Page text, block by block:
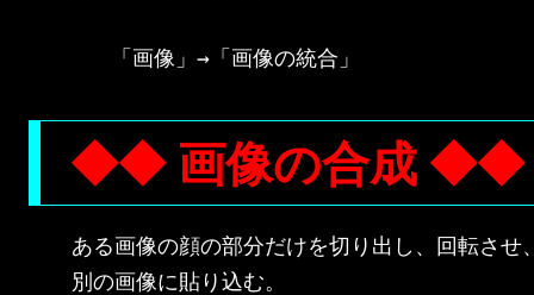
◆◆ 画像の合成 ◆◆
ある画像の顔の部分だけを切り出し、回転させ
別の画像に貼り込む。